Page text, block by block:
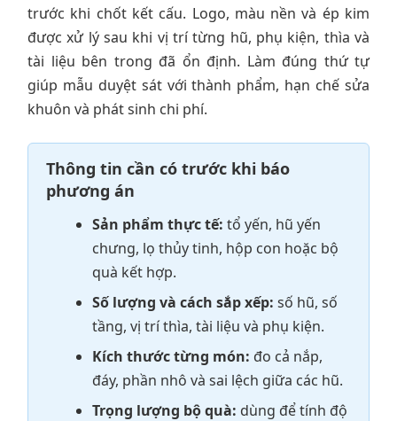
trước khi chốt kết cấu. Logo, màu nền và ép kim
được xử lý sau khi vị trí từng hũ, phụ kiện, thìa và
tài liệu bên trong đã ổn định. Làm đúng thứ tự
giúp mẫu duyệt sát với thành phẩm, hạn chế sửa
khuôn và phát sinh chi phí.
Thông tin cần có trước khi báo
phương án
Sản phẩm thực tế: tổ yến, hũ yến
chưng, lọ thủy tinh, hộp con hoặc bộ
quà kết hợp.
Số lượng và cách sắp xếp: số hũ, số
tầng, vị trí thìa, tài liệu và phụ kiện.
Kích thước từng món: đo cả nắp,
đáy, phần nhô và sai lệch giữa các hũ.
Trọng lượng bộ quà: dùng để tính độ